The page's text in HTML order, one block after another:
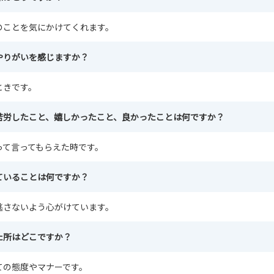
とを気にかけてくれます。
がいを感じますか？
です。
したこと、嬉しかったこと、良かったことは何ですか？
言ってもらえた時です。
ることは何ですか？
ないよう心がけています。
はどこですか？
態度やマナーです。